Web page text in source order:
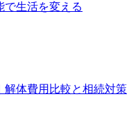
で生活を変える
解体費用比較と相続対策